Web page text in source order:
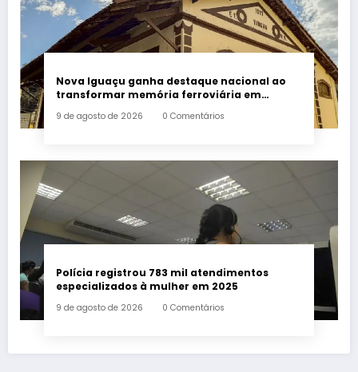
Nova Iguaçu ganha destaque nacional ao
transformar memória ferroviária em
9 de agosto de 2026 0 Comentários
Polícia registrou 783 mil atendimentos
especializados à mulher em 2025
9 de agosto de 2026 0 Comentários